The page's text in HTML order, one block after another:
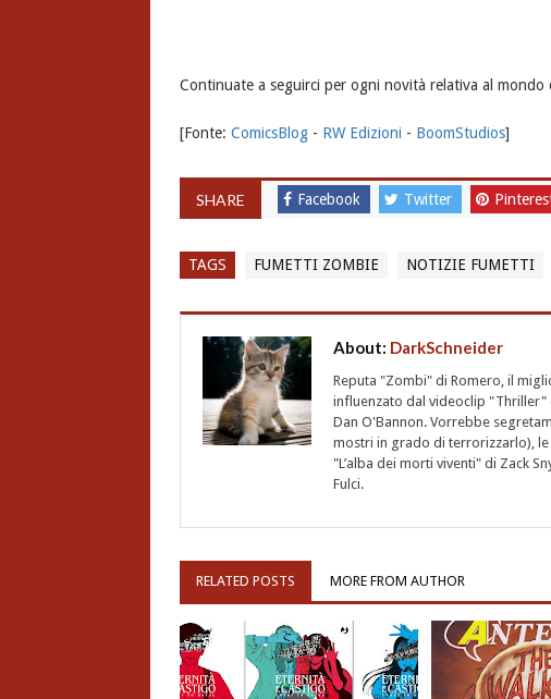
Continuate a seguirci per ogni novità relativa al mondo
[Fonte: ComicsBlog- RW Edizioni - BoomStudios]
SHARE Facebook Twitter
TAGS FUMETTI ZOMBIE NOTIZIE FUMETTI
About: DarkSchneider
Reputa "Zombi" di Romero, il
influenzato dal videoclip "Thriller"
Dan O'Bannon. Vorrebbe
mostri in grado di terrorizzarlo),
"L’alba dei morti viventi" di Zack
Fulci.
RELATED POSTS MORE FROM AUTHOR